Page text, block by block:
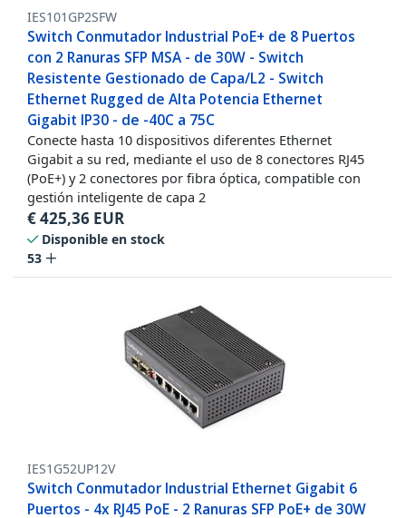
IES101GP2SFW
Switch Conmutador Industrial PoE+ de 8 Puertos
con 2 Ranuras SFP MSA - de 30W - Switch
Resistente Gestionado de Capa/L2 - Switch
Ethernet Rugged de Alta Potencia Ethernet
Gigabit IP30 - de -40C a 75C
Conecte hasta 10 dispositivos diferentes Ethernet
Gigabit a su red, mediante el uso de 8 conectores RJ45
(PoE+) y 2 conectores por fibra óptica, compatible con
gestión inteligente de capa 2
€425,36 EUR
Disponible en stock
53
IES1G52UP12V
Switch Conmutador Industrial Ethernet Gigabit 6
Puertos - 4x RJ45 PoE - 2 Ranuras SFP PoE+ de 30W